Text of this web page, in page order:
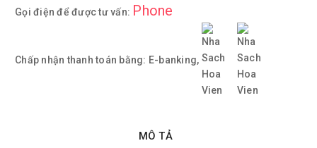
Gọi điện để được tư vấn: Phone
Chấp nhận thanh toán bằng: E-banking,
MÔ TẢ